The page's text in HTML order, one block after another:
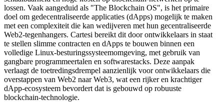
lossen. Vaak aangeduid als "The Blockchain OS", is het primaire
doel om gedecentraliseerde applicaties (dApps) mogelijk te maken
met een complexiteit die kan wedijveren met hun gecentraliseerde
Web2-tegenhangers. Cartesi bereikt dit door ontwikkelaars in staat
te stellen slimme contracten en dApps te bouwen binnen een
volledige Linux-besturingssysteemomgeving, met gebruik van
gangbare programmeertalen en softwarestacks. Deze aanpak
verlaagt de toetredingsdrempel aanzienlijk voor ontwikkelaars die
overstappen van Web2 naar Web3, wat een rijker en krachtiger
dApp-ecosysteem bevordert dat is gebouwd op robuuste
blockchain-technologie.